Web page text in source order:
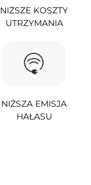
NIŻSZE KOSZTY
UTRZYMANIA
NIŻSZA EMISJA
HAŁASU